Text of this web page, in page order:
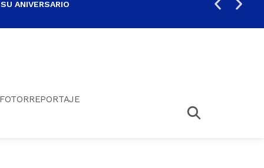
ANIVERSARIO